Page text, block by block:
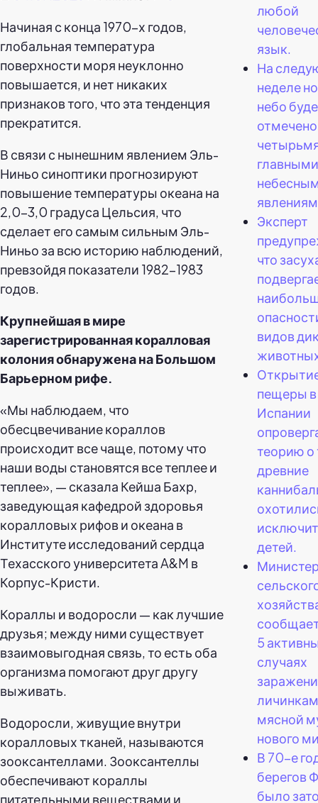
Начиная с конца 1970-х годов,
глобальная температура
поверхности моря неуклонно
повышается, и нет никаких
признаков того, что эта тенденция
прекратится.
В связи с нынешним явлением Эль-
Ниньо синоптики прогнозируют
повышение температуры океана на
2,0–3,0 градуса Цельсия, что
сделает его самым сильным Эль-
Ниньо за всю историю наблюдений,
превзойдя показатели 1982–1983
годов.
Крупнейшая в мире
зарегистрированная коралловая
колония обнаружена на Большом
Барьерном рифе.
«Мы наблюдаем, что
обесцвечивание кораллов
происходит все чаще, потому что
наши воды становятся все теплее и
теплее», — сказала Кейша Бахр,
заведующая кафедрой здоровья
коралловых рифов и океана в
Институте исследований сердца
Техасского университета A&M в
Корпус-Кристи.
Кораллы и водоросли — как лучшие
друзья; между ними существует
взаимовыгодная связь, то есть оба
организма помогают друг другу
выживать.
Водоросли, живущие внутри
коралловых тканей, называются
зооксантеллами. Зооксантеллы
обеспечивают кораллы
питательными веществами и
любой
язык.
На
неделе
небо
отмечено
главными
Эксперт
что
видов
пещеры в
Испании
теорию о
древние
детей.
5
случаях
мясной
нового
В 70-е
берегов
было